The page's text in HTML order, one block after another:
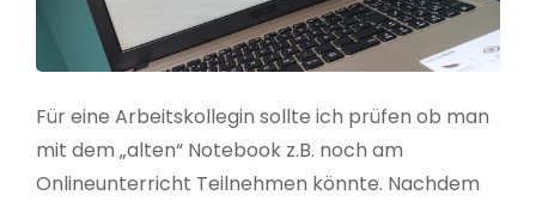
Für eine Arbeitskollegin sollte ich prüfen ob man
mit dem „alten“ Notebook z.B. noch am
Onlineunterricht Teilnehmen könnte. Nachdem